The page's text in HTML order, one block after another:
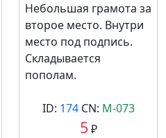
Небольшая грамота за
второе место. Внутри
место под подпись.
Складывается
пополам.
ID: 174CN: М-073
5₽